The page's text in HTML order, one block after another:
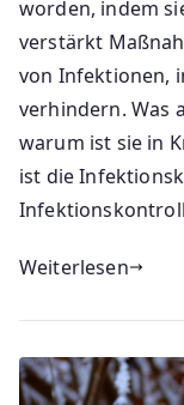
worden, indem
verstärkt
von Infektionen,
verhindern. Was
warum ist sie in
ist die
Weiterlesen